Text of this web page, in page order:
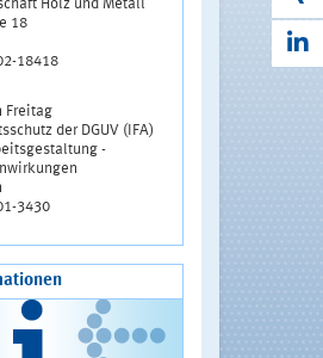
Holz und Metall
18
18418
Freitag
der DGUV (IFA)
-
3430